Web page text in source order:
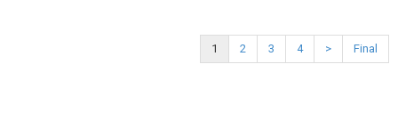
1 2 3 4 > Final